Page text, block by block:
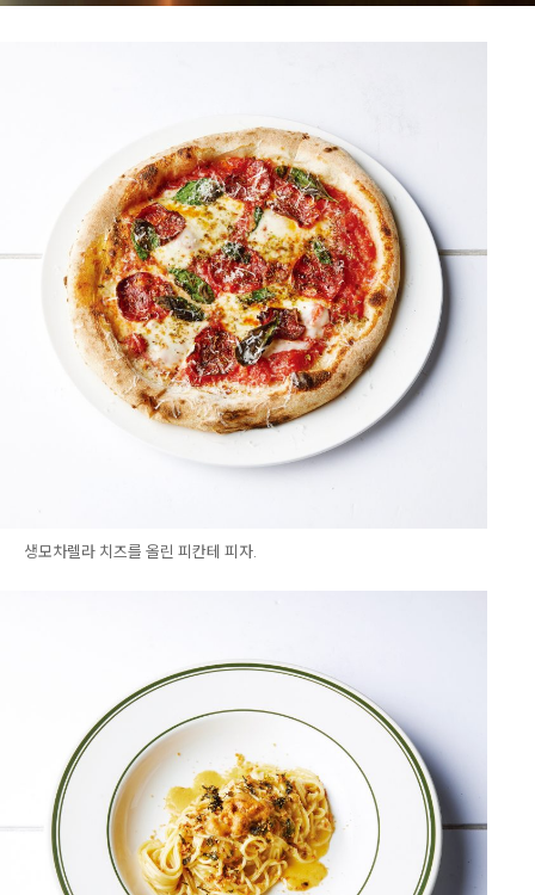
생모차렐라 치즈를 올린 피칸테 피자.